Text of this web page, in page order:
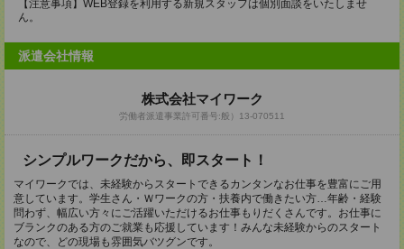
【注意事項】WEB登録を利用する新規スタッフは個別面談をいたしませ
ん。
派遣会社情報
株式会社マイワーク
労働者派遣事業許可番号:般）13-070511
シンプルワークだから、即スタート！
マイワークでは、未経験からスタートできるカンタンなお仕事を豊富にご用
意しています。学生さん・Ｗワークの方・扶養内で働きたい方…年齢・経験
問わず、幅広い方々にご活躍いただけるお仕事もりだくさんです。お仕事に
ブランクのある方のご就業も応援しています！みんな未経験からのスタート
なので、どの現場も雰囲気バツグンです。